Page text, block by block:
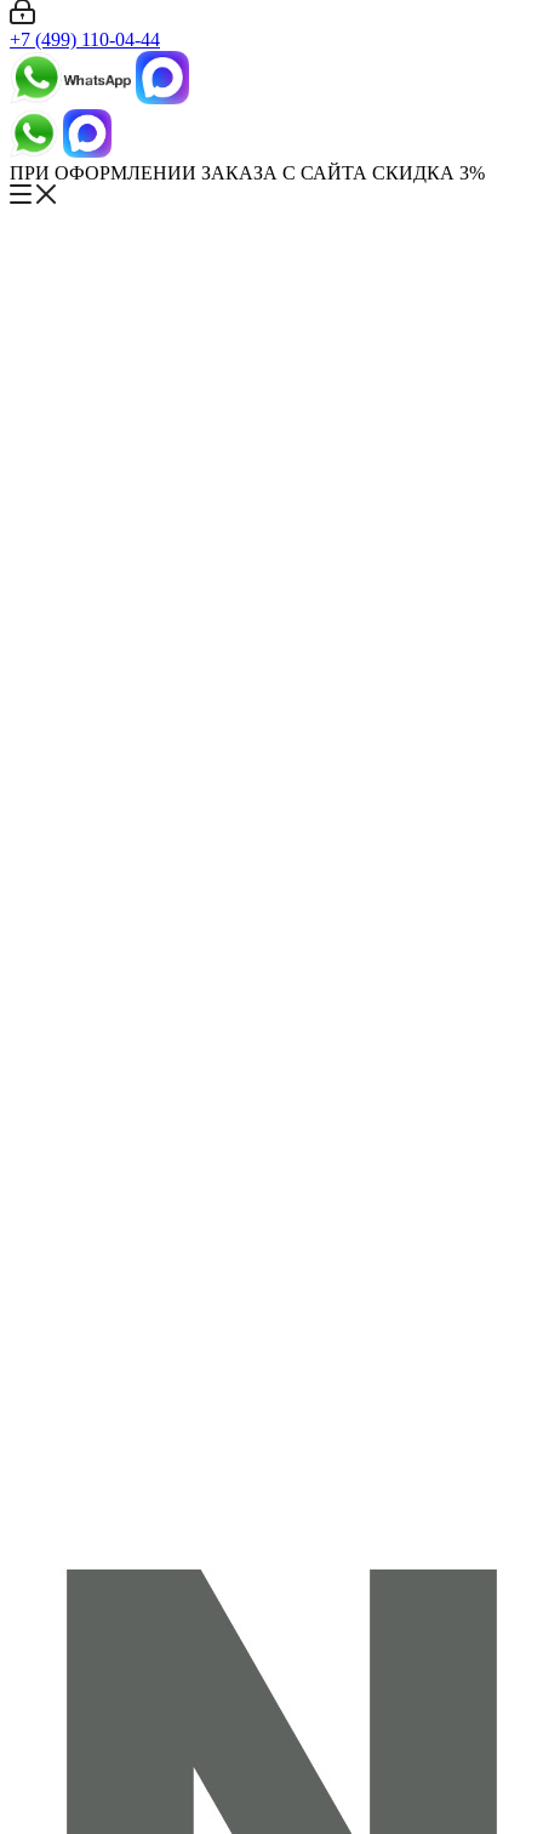
+7 (499) 110-04-44
ПРИ ОФОРМЛЕНИИ ЗАКАЗА С САЙТА СКИДКА 3%